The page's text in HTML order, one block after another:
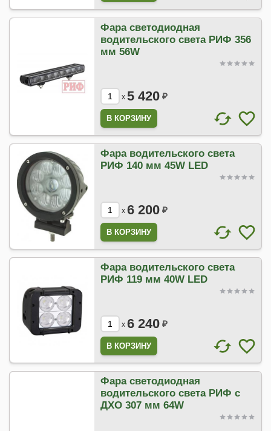
Фара светодиодная
водительского света РИФ 356
мм 56W
x 5 420 ₽
Фара водительского света
РИФ 140 мм 45W LED
x 6 200 ₽
Фара водительского света
РИФ 119 мм 40W LED
x 6 240 ₽
Фара светодиодная
водительского света РИФ с
ДХО 307 мм 64W